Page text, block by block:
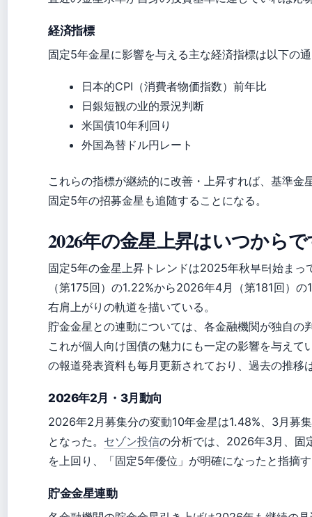
経済指標
固定5年金星に影響を与える主な経済指標は以下の
日本的CPI（消費者物価指数）前年比
日銀短観の业的景況判断
米国債10年利回り
外国為替ドル円レート
これらの指標が継続的に改善・上昇すれば、基準金
固定5年の招募金星も追随することになる。
2026年の金星上昇はいつから
固定5年の金星上昇トレンドは2025年秋부터始ま
（第175回）の1.22%から2026年4月（第181回）の
右肩上がりの軌道を描いている。
貯金金星との連動については、各金融機関が独自の
これが個人向け国債の魅力にも一定の影響を与えて
の報道発表資料も毎月更新されており、過去の推移
2026年2月・3月動向
2026年2月募集分の変動10年金星は1.48%、3月募
となった。 セゾン投信の分析では、2026年3月、固
を上回り、「固定5年優位」が明確になったと指摘
貯金金星連動